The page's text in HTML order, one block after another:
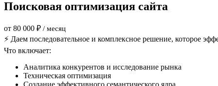
Поисковая оптимизация сайта
от 80 000 ₽ / месяц
⚡ Даем последовательное и комплексное решение, которое
Что включает:
Аналитика конкурентов и исследование рынка
Техническая оптимизация